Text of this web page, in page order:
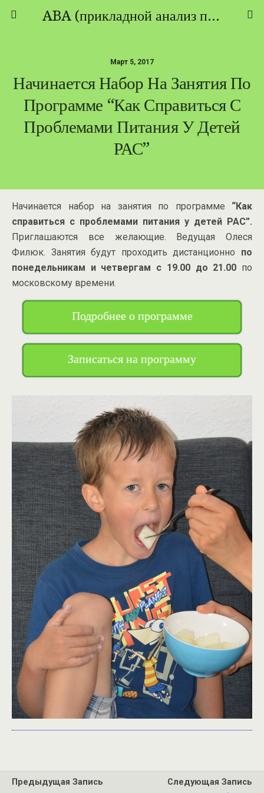
ABA (прикладной анализ поведения) - ТЕОРИЯ И ПРАКТИКА
Март 5, 2017
Начинается Набор На Занятия По
Программе “Как Справиться С
Проблемами Питания У Детей
РАС”
Начинается набор на занятия по программе “Как
справиться с проблемами питания у детей РАС”.
Приглашаются все желающие. Ведущая Олеся
Филюк. Занятия будут проходить дистанционно по
понедельникам и четвергам с 19.00 до 21.00 по
московскому времени.
Подробнее о программе
Записаться на программу
Предыдущая Запись
Следующая Запись